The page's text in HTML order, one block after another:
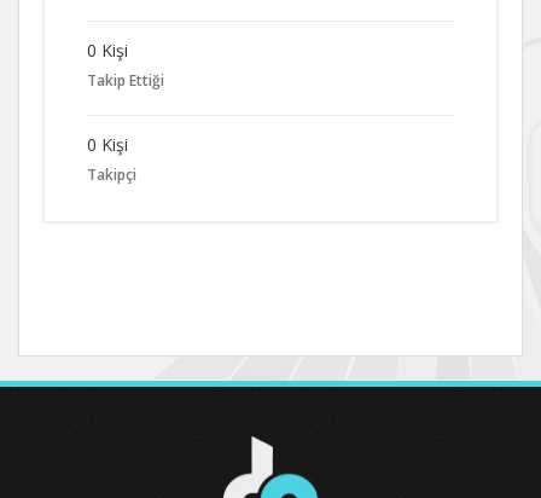
0 Kişi
Takip Ettiği
0 Kişi
Takipçi